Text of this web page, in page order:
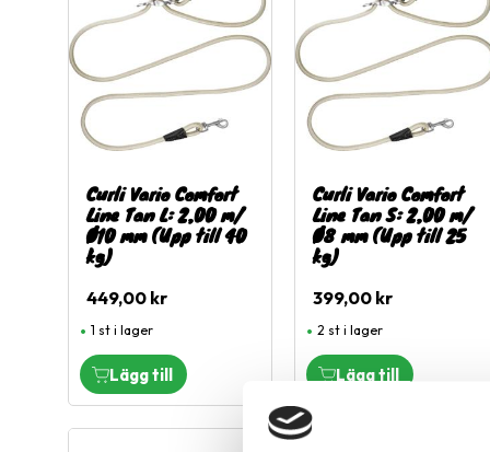
Curli Vario Comfort
Line Tan L: 2,00 m/
Ø10 mm (Upp till 40
kg)
449,00 kr
1 st i lager
Curli Vario Comfort
Line Tan S: 2,00 m/
Ø8 mm (Upp till 25
kg)
399,00kr
2 st i lager